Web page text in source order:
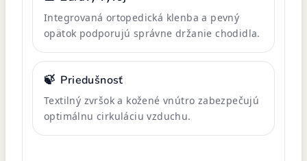
Integrovaná ortopedická klenba a pevný
opätok podporujú správne držanie chodidla.
🍃 Priedušnosť
Textilný zvršok a kožené vnútro zabezpečujú
optimálnu cirkuláciu vzduchu.